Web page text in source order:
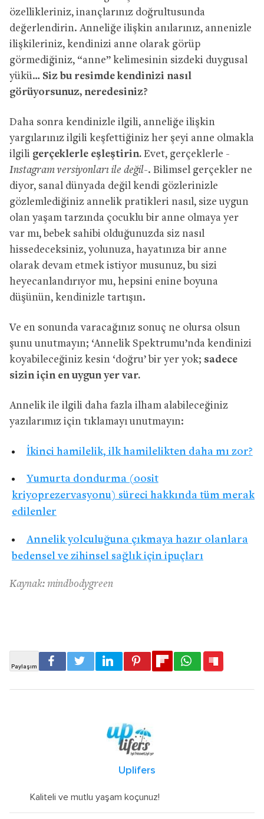
özellikleriniz, inançlarınız doğrultusunda
değerlendirin. Anneliğe ilişkin anılarınız, annenizle
ilişkileriniz, kendinizi anne olarak görüp
görmediğiniz, “anne” kelimesinin sizdeki duygusal
yükü… Siz bu resimde kendinizi nasıl
görüyorsunuz, neredesiniz?
Daha sonra kendinizle ilgili, anneliğe ilişkin
yargılarınız ilgili keşfettiğiniz her şeyi anne olmakla
ilgili gerçeklerle eşleştirin. Evet, gerçeklerle -
Instagram versiyonları ile değil-. Bilimsel gerçekler ne
diyor, sanal dünyada değil kendi gözlerinizle
gözlemlediğiniz annelik pratikleri nasıl, size uygun
olan yaşam tarzında çocuklu bir anne olmaya yer
var mı, bebek sahibi olduğunuzda siz nasıl
hissedeceksiniz, yolunuza, hayatınıza bir anne
olarak devam etmek istiyor musunuz, bu sizi
heyecanlandırıyor mu, hepsini enine boyuna
düşünün, kendinizle tartışın.
Ve en sonunda varacağınız sonuç ne olursa olsun
şunu unutmayın; ‘Annelik Spektrumu’nda kendinizi
koyabileceğiniz kesin ‘doğru’ bir yer yok; sadece
sizin için en uygun yer var.
Annelik ile ilgili daha fazla ilham alabileceğiniz
yazılarımız için tıklamayı unutmayın:
İkinci hamilelik, ilk hamilelikten daha mı zor?
Yumurta dondurma (oosit
kriyoprezervasyonu) süreci hakkında tüm merak
edilenler
Annelik yolculuğuna çıkmaya hazır olanlara
bedensel ve zihinsel sağlık için ipuçları
Kaynak: mindbodygreen
Uplifers
Kaliteli ve mutlu yaşam koçunuz!